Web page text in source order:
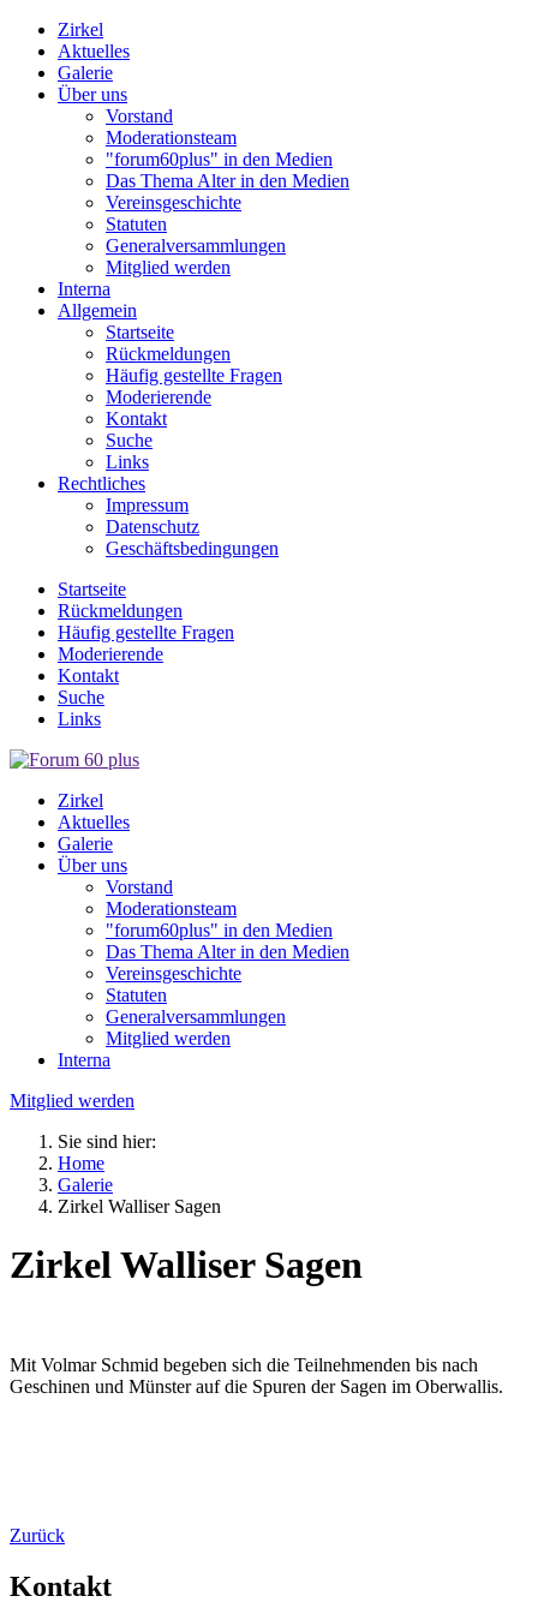
Zirkel
Aktuelles
Galerie
Über uns
Vorstand
Moderationsteam
"forum60plus" in den Medien
Das Thema Alter in den Medien
Vereinsgeschichte
Statuten
Generalversammlungen
Mitglied werden
Interna
Allgemein
Startseite
Rückmeldungen
Häufig gestellte Fragen
Moderierende
Kontakt
Suche
Links
Rechtliches
Impressum
Datenschutz
Geschäftsbedingungen
Startseite
Rückmeldungen
Häufig gestellte Fragen
Moderierende
Kontakt
Suche
Links
Zirkel
Aktuelles
Galerie
Über uns
Vorstand
Moderationsteam
"forum60plus" in den Medien
Das Thema Alter in den Medien
Vereinsgeschichte
Statuten
Generalversammlungen
Mitglied werden
Interna
Mitglied werden
Sie sind hier:
Home
Galerie
Zirkel Walliser Sagen
Zirkel Walliser Sagen
Mit Volmar Schmid begeben sich die Teilnehmenden bis nach
Geschinen und Münster auf die Spuren der Sagen im Oberwallis.
Zurück
Kontakt